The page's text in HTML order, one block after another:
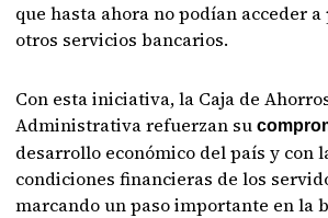
que hasta ahora no podían acceder
otros servicios bancarios.
Con esta iniciativa, la Caja de
Administrativa refuerzan su
desarrollo económico del país y con
condiciones financieras de los
marcando un paso importante en la